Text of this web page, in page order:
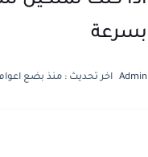
بسرعة
Admin اخر تحديث : منذ بضع